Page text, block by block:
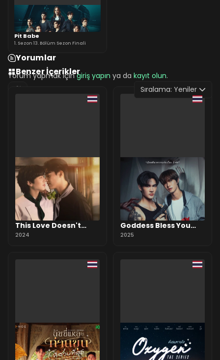
Pit Babe
1. Sezon 13. Bölüm Sezon Finali
Yorumlar
Yorum yapmak içingiriş yapın ya da kayıt olun.
Sıralama: Yeniler
Benzer İçerikler
This Love Doesn't
Have Long Beans
2024
Goddess Bless You
from Death
2025